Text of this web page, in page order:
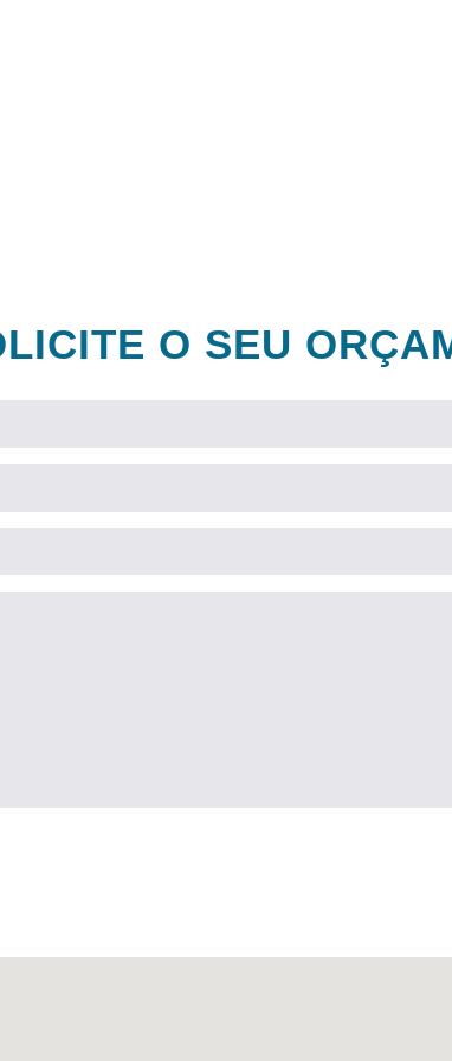
O SEU